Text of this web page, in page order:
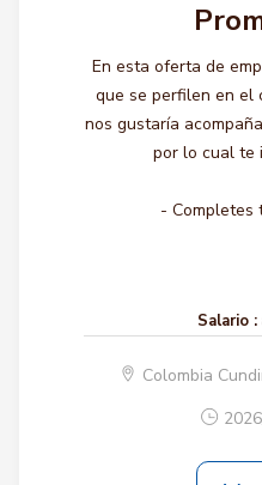
En esta oferta de
que se perfilen en el
nos gustaría
por lo cual te
- Completes
Salario :
Colombia